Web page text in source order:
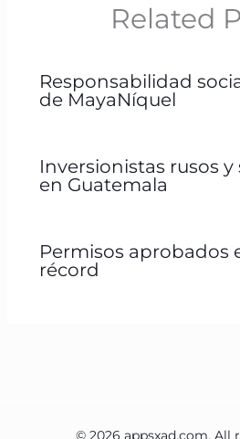
Related
Responsabilidad
de MayaNíquel
Inversionistas rusos
en Guatemala
Permisos aprobados
récord
© 2026 appsxad.com. All